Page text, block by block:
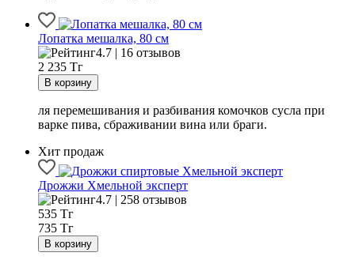
Лопатка мешалка, 80 см
4.7 | 16 отзывов
2 235 Тг
ля перемешивания и разбивания комочков сусла при
варке пива, сбраживании вина или браги.
Хит продаж
Дрожжи Хмельной эксперт
4.7 | 258 отзывов
535 Тг
735 Тг